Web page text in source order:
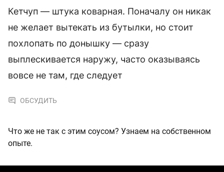
Кетчуп — штука коварная. Поначалу он никак
не желает вытекать из бутылки, но стоит
похлопать по донышку — сразу
выплескивается наружу, часто оказываясь
вовсе не там, где следует
ОБСУДИТЬ
Что же не так с этим соусом? Узнаем на собственном
опыте.